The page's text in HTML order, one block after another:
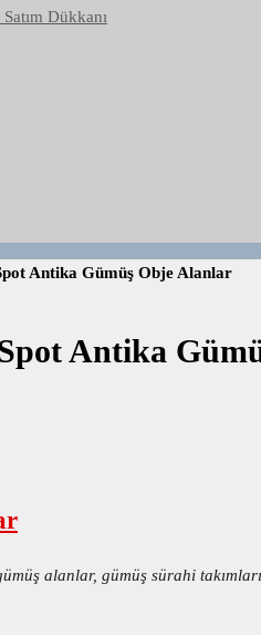
Dükkanı
Antika Gümüş Obje Alanlar
Antika
alanlar, gümüş sürahi